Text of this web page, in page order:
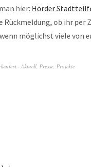
hier: Hörder
Rückmeldung, ob ihr
möglichst viele von
- Aktuell, Presse, Projekte